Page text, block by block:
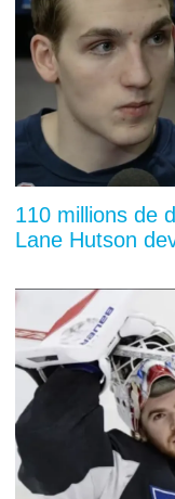
110 millions de
Lane Hutson